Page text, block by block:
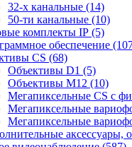
32-х канальные (14)
50-ти канальные (10)
комплекты IP (5)
обеспечение
CS (68)
Объективы D1 (5)
Объективы M12 (10)
Мегапиксельные CS c
Мегапиксельные
Мегапиксельные
аксессуары,